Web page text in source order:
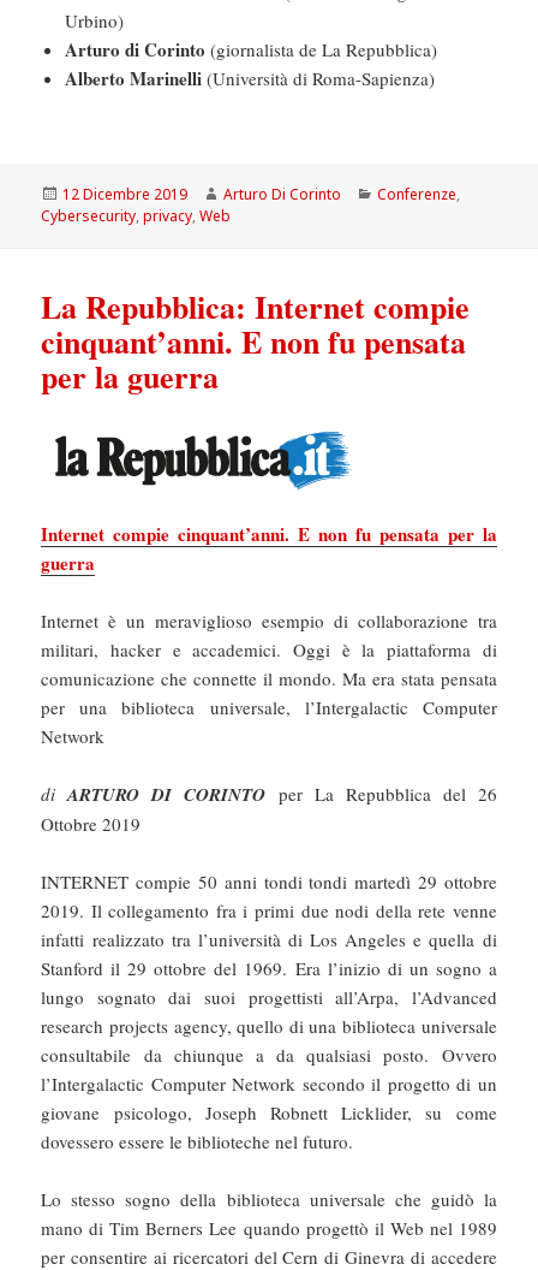
Urbino)
Arturo di Corinto(giornalista de La Repubblica)
Alberto Marinelli(Università di Roma-Sapienza)
Scritto
il
12 Dicembre 2019 Autore
Arturo Di Corinto Categorie
Conferenze,
Cybersecurity,privacy,Web
La Repubblica: Internet compie
cinquant’anni. E non fu pensata
per la guerra
Internet compie cinquant’anni. E non fu pensata per la
guerra
Internet è un meraviglioso esempio di collaborazione tra
militari, hacker e accademici. Oggi è la piattaforma di
comunicazione che connette il mondo. Ma era stata pensata
per una biblioteca universale, l’Intergalactic Computer
Network
diARTURO DI CORINTO per La Repubblica del 26
Ottobre 2019
INTERNET compie 50 anni tondi tondi martedì 29 ottobre
2019. Il collegamento fra i primi due nodi della rete venne
infatti realizzato tra l’università di Los Angeles e quella di
Stanford il 29 ottobre del 1969. Era l’inizio di un sogno a
lungo sognato dai suoi progettisti all’Arpa, l’Advanced
research projects agency, quello di una biblioteca universale
consultabile da chiunque a da qualsiasi posto. Ovvero
l’Intergalactic Computer Network secondo il progetto di un
giovane psicologo, Joseph Robnett Licklider, su come
dovessero essere le biblioteche nel futuro.
Lo stesso sogno della biblioteca universale che guidò la
mano di Tim Berners Lee quando progettò il Web nel 1989
per consentire ai ricercatori del Cern di Ginevra di accedere